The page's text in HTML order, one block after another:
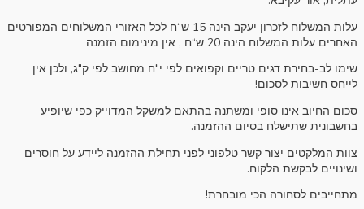
עלות המשלוח לזכרון יעקב הינה 15 ש“ח לכל האזורי המשלוחים המפורטים
האחרים עלות המשלוח הינה 20 ש“ח , אין מינימום הזמנה
שימו לב-בחירת דגים טריים וקפואים לפי י"ח מחושב לפי ק"ג, ולכן אין
לייחס חשיבות לסכום!
סכום החיוב אינו סופי ומשתנה בהתאם למשקל המדוייק כפי שיופיע
בחשבונית שתישלח בסיום ההזמנה.
צוות המלקטים יצור קשר טלפוני לפני תחילת ההזמנה ליידע על חוסרים
ושינויים לבקשת הלקוח.
מתחייבים לסחורה הכי מובחרת!